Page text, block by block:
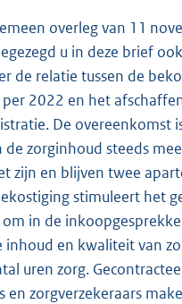
overleg van 11
u in deze brief
de relatie tussen de
2022 en het
De overeenkomst
zorginhoud steeds
zijn en blijven twee
stimuleert het
in de
inhoud en kwaliteit van
uren zorg.
en zorgverzekeraars